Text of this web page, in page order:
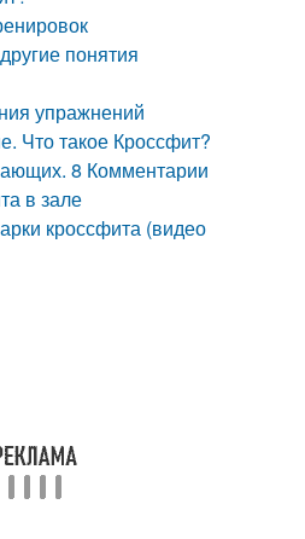
понятия
упражнений
Что такое Кроссфит?
8 Комментарии
в зале
кроссфита (видео